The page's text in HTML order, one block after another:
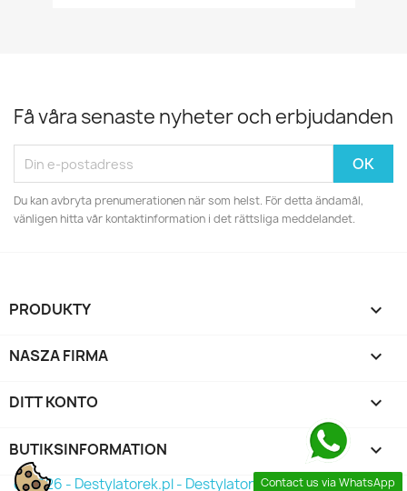
Få våra senaste nyheter och erbjudanden
Du kan avbryta prenumerationen när som helst. För detta ändamål,
vänligen hitta vår kontaktinformation i det rättsliga meddelandet.
PRODUKTY 
NASZA FIRMA 
DITT KONTO 
Contact us via WhatsApp
BUTIKSINFORMATION keyboard_arrow_down
© 2026 - Destylatorek.pl - Destylator 2026